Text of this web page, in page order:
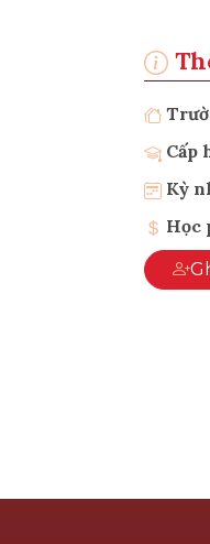
Cấp
Kỳ
Học